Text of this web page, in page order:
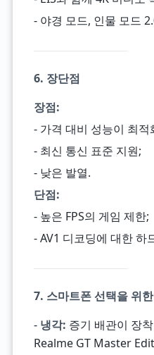
- 야경 모드, 인물 모드
6. 장단점
장점:
- 가격 대비 성능이 최적
- 최신 통신 표준 지원;
- 낮은 발열.
단점:
- 높은 FPS의 게임 제한;
- AV1 디코딩에 대한 하
7. 스마트폰 선택을 위
- 냉각: 증기 배관이 장
Realme GT Master